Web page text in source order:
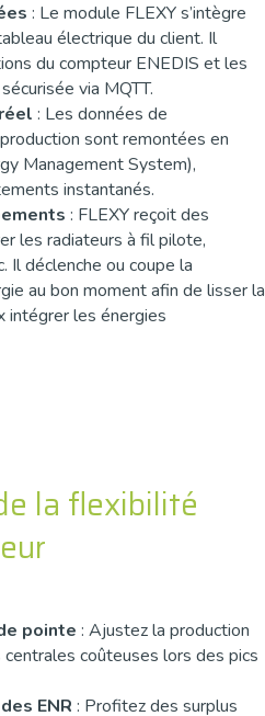
: Le module FLEXY s’intègre
électrique du client. Il
du compteur ENEDIS et les
via MQTT.
: Les données de
sont remontées en
Management System),
instantanés.
: FLEXY reçoit des
les radiateurs à fil pilote,
Il déclenche ou coupe la
au bon moment afin de lisser la
intégrer les énergies
la flexibilité
pointe : Ajustez la production
coûteuses lors des pics
ENR : Profitez des surplus